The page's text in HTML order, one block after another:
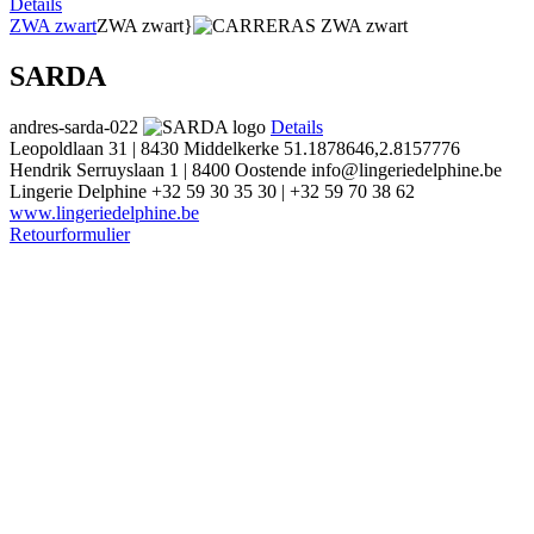
ZWA zwartZWA zwart}
SARDA
andres-sarda-022
Details
Leopoldlaan 31 | 8430 Middelkerke 51.1878646,2.8157776
Hendrik Serruyslaan 1 | 8400 Oostende info@lingeriedelphine.be
Lingerie Delphine +32 59 30 35 30 | +32 59 70 38 62
www.lingeriedelphine.be
Retourformulier